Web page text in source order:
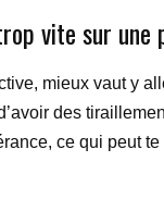
vite sur une
mieux vaut y
des
ce qui peut